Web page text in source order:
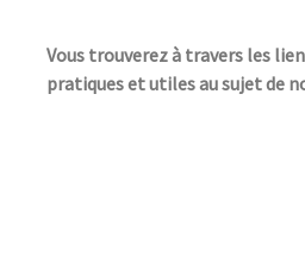
Vous trouverez à travers les
pratiques et utiles au sujet de